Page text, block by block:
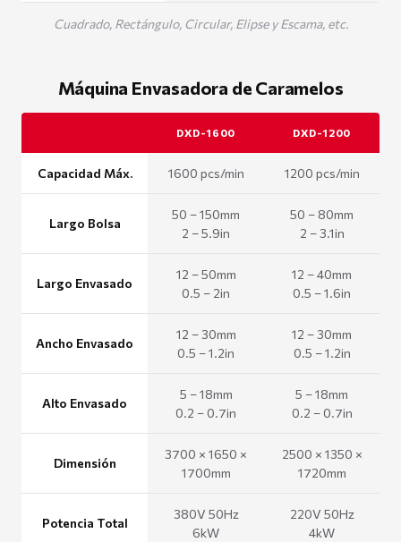
Cuadrado, Rectángulo, Circular, Elipse y Escama, etc.
Máquina Envasadora de Caramelos
DXD-1600 DXD-1200
Capacidad Máx. 1600 pcs/min 1200 pcs/min
Largo Bolsa
50 – 150mm
2 – 5.9in
50 – 80mm
2 – 3.1in
Largo Envasado
12 – 50mm
0.5 – 2in
12 – 40mm
0.5 – 1.6in
Ancho Envasado
12 – 30mm
0.5 – 1.2in
12 – 30mm
0.5 – 1.2in
Alto Envasado
5 – 18mm
0.2 – 0.7in
5 – 18mm
0.2 – 0.7in
Dimensión
3700 × 1650 ×
1700mm
2500 × 1350 ×
1720mm
Potencia Total
380V 50Hz
6kW
220V 50Hz
4kW